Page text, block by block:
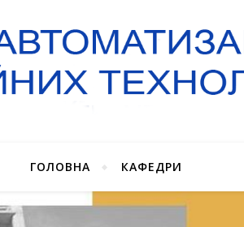
ГОЛОВНА КАФЕДРИ